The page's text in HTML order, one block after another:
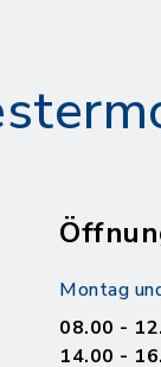
Montag
08.00 -
14.00 -